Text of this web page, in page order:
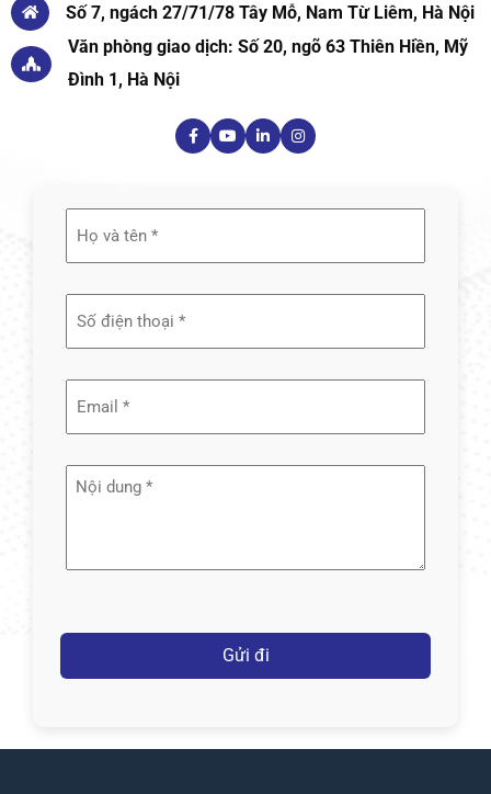
Số 7, ngách 27/71/78 Tây Mỗ, Nam Từ Liêm, Hà Nội
Văn phòng giao dịch: Số 20, ngõ 63 Thiên Hiền, Mỹ
Đình 1, Hà Nội
tên
(Required)
Nội